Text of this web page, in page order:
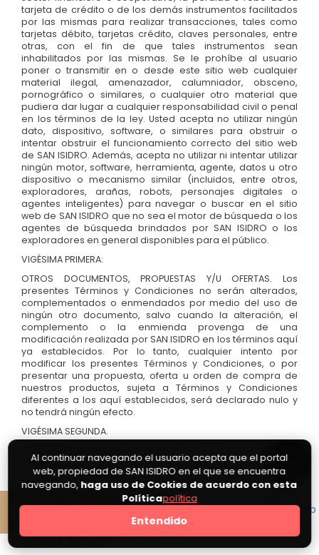
tarjeta de crédito o de los demás instrumentos facilitados
por las mismas para realizar transacciones, tales como
tarjetas débito, tarjetas crédito, claves personales, entre
otras, con el fin de que tales instrumentos sean
inhabilitados por las mismas. Se le prohíbe al usuario
poner o transmitir en o desde este sitio web cualquier
material ilegal, amenazador, calumniador, obsceno,
pornográfico o similares, o cualquier otro material que
pudiera dar lugar a cualquier responsabilidad civil o penal
en los términos de la ley. Usted acepta no utilizar ningún
dato, dispositivo, software, o similares para obstruir o
intentar obstruir el funcionamiento correcto del sitio web
de SAN ISIDRO. Además, acepta no utilizar ni intentar utilizar
ningún motor, software, herramienta, agente, datos u otro
dispositivo o mecanismo similar (incluidos, entre otros,
exploradores, arañas, robots, personajes digitales o
agentes inteligentes) para navegar o buscar en el sitio
web de SAN ISIDRO que no sea el motor de búsqueda o los
agentes de búsqueda brindados por SAN ISIDRO o los
exploradores en general disponibles para el público.
VIGÉSIMA PRIMERA:
OTROS DOCUMENTOS, PROPUESTAS Y/U OFERTAS. Los
presentes Términos y Condiciones no serán alterados,
complementados o enmendados por medio del uso de
ningún otro documento, salvo cuando la alteración, el
complemento o la enmienda provenga de una
modificación realizada por SAN ISIDRO en los términos aquí
ya establecidos. Por lo tanto, cualquier intento por
modificar los presentes Términos y Condiciones, o por
presentar una propuesta, oferta u orden de compra de
nuestros productos, sujeta a Términos y Condiciones
diferentes a los aquí establecidos, será declarado nulo y
no tendrá ningún efecto.
VIGÉSIMA SEGUNDA.
contenidas en los presentes Términos y Condiciones
llegaren a ser declaradas nulas, ilegales o ineficaces en
cualquier aspecto, las demás cláusulas no se verán
afectadas, y por el contrario, conservarán plenamente su
podrán ser anuladas por dicha circunstancia.
Al continuar navegando el usuario acepta que el portal
web, propiedad de SAN ISIDRO en el que se encuentra
navegando, haga uso de Cookies de acuerdo con esta
Políticapolítica
Entendido